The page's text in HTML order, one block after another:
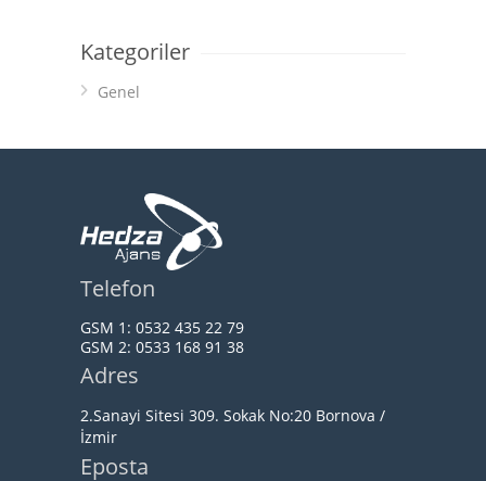
Kategoriler
Genel
Telefon
GSM 1: 0532 435 22 79
GSM 2: 0533 168 91 38
Adres
2.Sanayi Sitesi 309. Sokak No:20 Bornova /
İzmir
Eposta